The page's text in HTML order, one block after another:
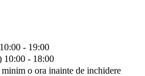
- 19:00
10:00 - 18:00
o ora inainte de inchidere